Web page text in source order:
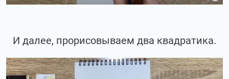
И далее, прорисовываем два квадратика.